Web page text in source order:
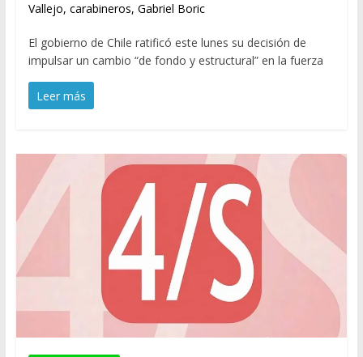
Vallejo, carabineros, Gabriel Boric
El gobierno de Chile ratificó este lunes su decisión de
impulsar un cambio “de fondo y estructural” en la fuerza
Leer más